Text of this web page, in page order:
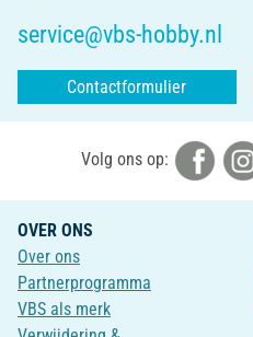
service@vbs-hobby.nl
Contactformulier
Volg ons op:
OVER ONS
Over ons
Partnerprogramma
VBS als merk